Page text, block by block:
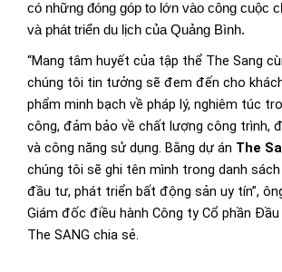
có những đóng góp to lớn vào công cuộc
và phát triển du lịch của Quảng Bình.
“Mang tâm huyết của tập thể The Sang
chúng tôi tin tưởng sẽ đem đến cho
phẩm minh bạch về pháp lý, nghiêm túc
công, đảm bảo về chất lượng công trình,
và công năng sử dụng. Bằng dự án The
chúng tôi sẽ ghi tên mình trong danh
đầu tư, phát triển bất động sản uy tín”,
Giám đốc điều hành Công ty Cổ phần
The SANG chia sẻ.